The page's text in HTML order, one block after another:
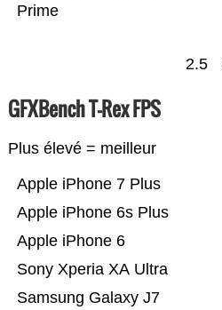
Prime
2.5
GFXBench T-Rex FPS
Plus élevé = meilleur
Samsung Galaxy J7
Sony Xperia XA Ultra
Apple iPhone 6
Apple iPhone 6s Plus
Apple iPhone 7 Plus